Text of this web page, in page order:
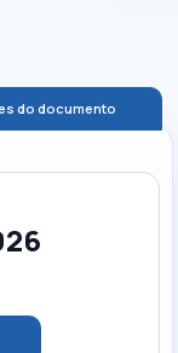
do documento